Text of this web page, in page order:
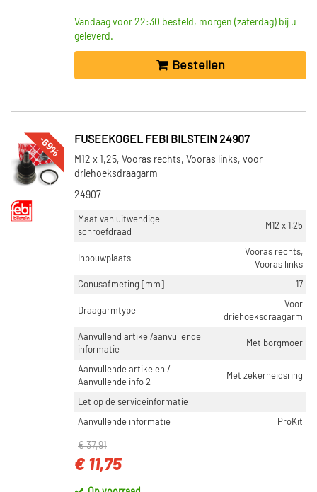
Vandaag voor 22:30 besteld, morgen (zaterdag) bij u
geleverd.
Bestellen
-69% FUSEEKOGEL FEBI BILSTEIN 24907
M12 x 1,25, Vooras rechts, Vooras links, voor
driehoeksdraagarm
24907
Maat van uitwendige
schroefdraad
M12 x 1,25
Inbouwplaats
Vooras rechts,
Vooras links
Conusafmeting [mm]
17
Draagarmtype
Voor
driehoeksdraagarm
Aanvullend artikel/aanvullende
informatie
Met borgmoer
Aanvullende artikelen /
Aanvullende info 2
Met zekerheidsring
Let op de serviceinformatie
Aanvullende informatie
ProKit
€ 37,91
€ 11,75